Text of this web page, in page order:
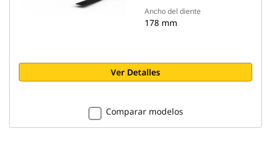
Ancho del diente
178 mm
Ver Detalles
Comparar modelos